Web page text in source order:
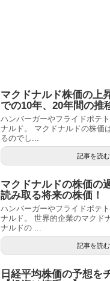
マクドナルド株価の上
での10年、20年間の推
ハンバーガーやフライドポテ
ナルド。 マクドナルドの株価
るのでし...
記事を読む
マクドナルドの株価の
読み取る将来の株価！
ハンバーガーやフライドポテ
ナルド。 世界的企業のマクド
ナルドの ...
記事を読む
日経平均株価の予想を